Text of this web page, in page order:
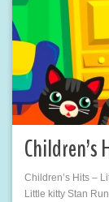
Children’s Hits –
Little kitty Stan